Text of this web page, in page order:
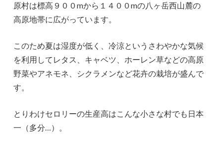
原村は標高９００mから１４００mの八ヶ岳西山麓の
高原地帯に広がっています。
このため夏は湿度が低く、冷涼というさわやかな気候
を利用してレタス、キャベツ、ホーレン草などの高原
野菜やアネモネ、シクラメンなど花卉の栽培が盛んで
す。
とりわけセロリーの生産高はこんな小さな村でも日本
一（多分…）。